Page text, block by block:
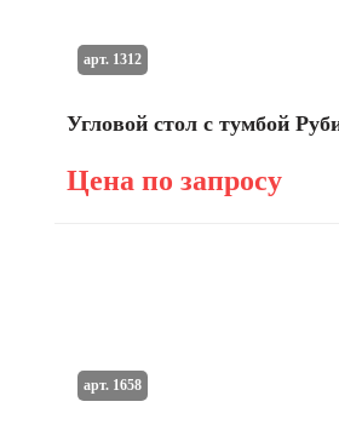
Угловой стол с тумбой
Цена по запросу
арт. 1312
арт. 1658